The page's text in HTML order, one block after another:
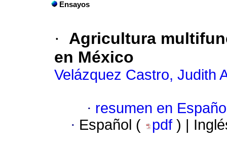
Ensayos
·
Agricultura
en México
Velázquez Castro, Judith
· resumen en
· Español ( pdf ) |